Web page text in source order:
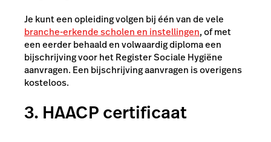
Je kunt een opleiding volgen bij één van de vele
branche-erkende scholen en instellingen, of met
een eerder behaald en volwaardig diploma een
bijschrijving voor het Register Sociale Hygiëne
aanvragen. Een bijschrijving aanvragen is overigens
kosteloos.
3. HAACP certificaat